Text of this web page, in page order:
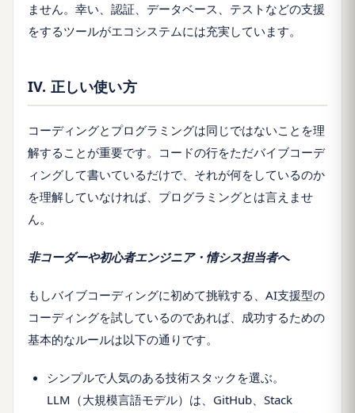
ません。幸い、認証、データベース、テストなどの支援
をするツールがエコシステムには充実しています。
IV. 正しい使い方
コーディングとプログラミングは同じではないことを理
解することが重要です。コードの行をただバイブコーデ
ィングして書いているだけで、それが何をしているのか
を理解していなければ、プログラミングとは言えませ
ん。
非コーダーや初心者エンジニア・情シス担当者へ
もしバイブコーディングに初めて挑戦する、AI支援型の
コーディングを試しているのであれば、成功するための
基本的なルールは以下の通りです。
シンプルで人気のある技術スタックを選ぶ。
LLM（大規模言語モデル）は、GitHub、Stack